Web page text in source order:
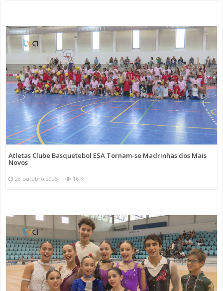
Atletas Clube Basquetebol ESA Tornam-se Madrinhas dos Mais
Novos
28 outubro 2025 16 K